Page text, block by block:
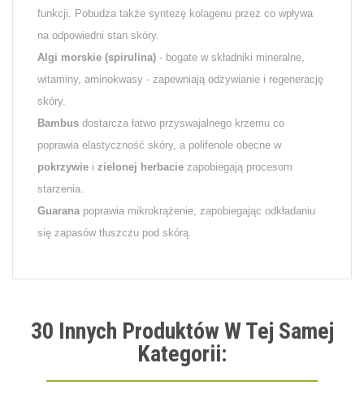
funkcji. Pobudza także syntezę kolagenu przez co wpływa
na odpowiedni stan skóry.
Algi morskie (spirulina) - bogate w składniki mineralne,
witaminy, aminokwasy - zapewniają odżywianie i regenerację
skóry.
Bambus dostarcza łatwo przyswajalnego krzemu co
poprawia elastyczność skóry, a polifenole obecne w
pokrzywie i zielonej herbacie zapobiegają procesom
starzenia.
Guaranapoprawia mikrokrążenie, zapobiegając odkładaniu
się zapasów tłuszczu pod skórą.
30 Innych Produktów W Tej Samej
Kategorii: